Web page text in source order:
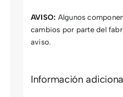
AVISO: Algunos
cambios por parte del
aviso.
Información